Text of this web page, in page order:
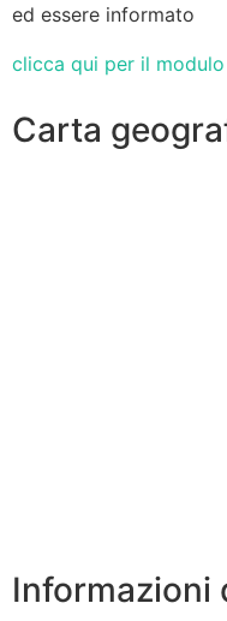
ed essere informato
clicca qui per il modulo
Carta
Informazioni